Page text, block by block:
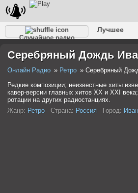
Случайное радио
Лучшее
Разговорное
Рэп Транс
Серебряный Дождь
Онлайн Радио Ретро
Серебряный
Редкие композиции; неизвестные хиты
кавер-версии главных хитов ХХ и ХХI
ротации на других радиостанциях.
Жанр: Ретро Страна: Россия Город: